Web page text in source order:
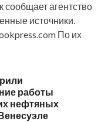
сообщает агентство
источники.
По их
работы
нефтяных